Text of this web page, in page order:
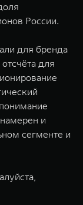
России.
для бренда
для
и
сегменте и